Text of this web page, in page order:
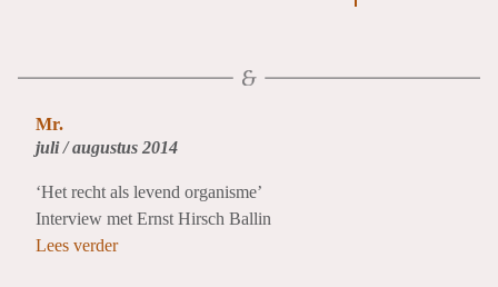
Mr.
juli / augustus 2014
‘Het recht als levend organisme’
Interview met Ernst Hirsch Ballin
Lees verder